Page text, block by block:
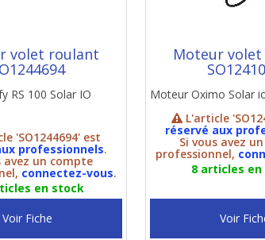
volet roulant
RS 100 Solar IO
'SO1244694' est
professionnels.
avez un compte
connectez-vous.
en stock
Voir Fiche
Moteur
Moteur Oximo Solar
L'article
réservé aux
Si vous avez
professionnel,
8 articles
Voir